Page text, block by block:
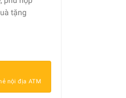
tặng
Baya Chocolate 8 cm số lượng
nội địa ATM